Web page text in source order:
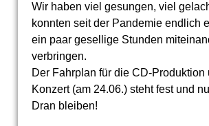
Wir haben viel gesungen, viel
konnten seit der Pandemie endlich
ein paar gesellige Stunden
verbringen.
Der Fahrplan für die CD-Produktion
Konzert (am 24.06.) steht fest und
Dran bleiben!